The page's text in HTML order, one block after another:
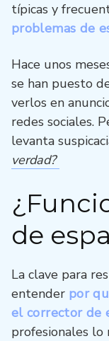
típicas y
problemas de
Hace unos
se han puesto
verlos en
redes sociales.
levanta
verdad?
de
La clave para
entender por
el corrector de
profesionales lo